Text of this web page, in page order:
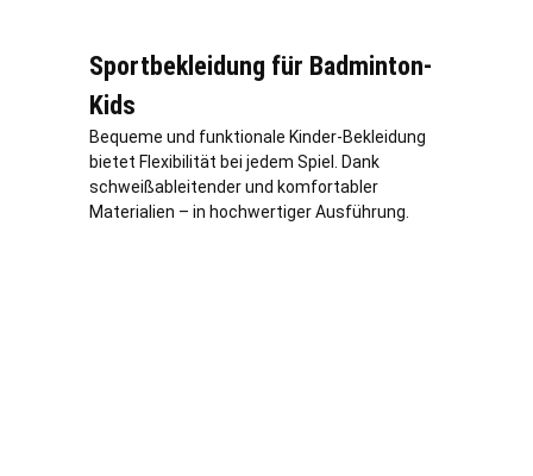
Sportbekleidung für Badminton-
Kids
Bequeme und funktionale Kinder-Bekleidung
bietet Flexibilität bei jedem Spiel. Dank
schweißableitender und komfortabler
Materialien – in hochwertiger Ausführung.